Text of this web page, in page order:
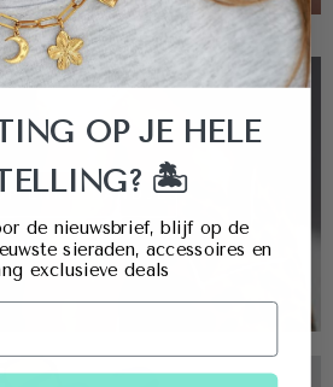
ENKELBANDJES
OP JE HELE
🏝️
de nieuwsbrief, blijf op de
sieraden, accessoires en
exclusieve deals